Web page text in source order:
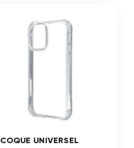
COQUE UNIVERSEL